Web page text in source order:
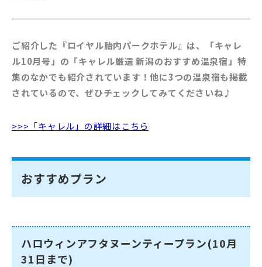
ご紹介した『ロイヤル胎内パークホテル』は、「キャレ
ル10月号」の「キャレル厳選 新潟のおすすめ温泉宿」特
集のなかでも紹介されています！他に3つの温泉宿も掲載
されているので、ぜひチェックしてみてくださいね♪
>>>「キャレル」の詳細はこちら
おすすめプラン
ハロウィンアフタヌーンティープラン(10月
31日まで)